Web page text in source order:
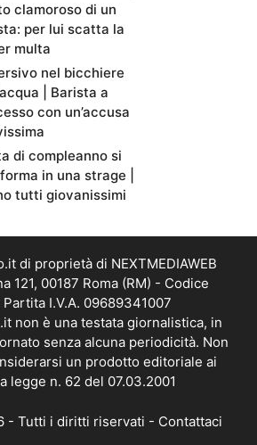
clamoroso di un
per lui scatta la
multa
nel bicchiere
| Barista a
con un’accusa
di compleanno si
in una strage |
tutti giovanissimi
di proprietà di NEXTMEDIAWEB
121, 00187 Roma (RM) - Codice
Partita I.V.A. 09689341007
non è una testata giornalistica, in
senza alcuna periodicità. Non
un prodotto editoriale ai
legge n. 62 del 07.03.2001
- Tutti i diritti riservati - Contattaci